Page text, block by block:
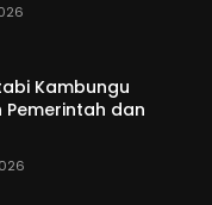
Kambungu
Pemerintah dan